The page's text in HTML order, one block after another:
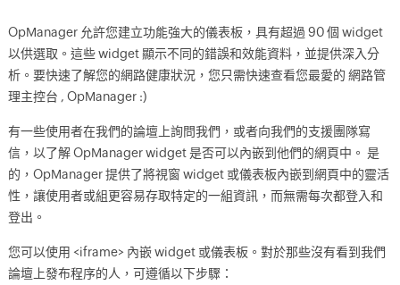
OpManager 允許您建立功能強大的儀表板，具有超過 90 個 widget
以供選取。這些 widget 顯示不同的錯誤和效能資料，並提供深入分
析。要快速了解您的網路健康狀況，您只需快速查看您最愛的 網路管
理主控台 , OpManager :)
有一些使用者在我們的論壇上詢問我們，或者向我們的支援團隊寫
信，以了解 OpManager widget 是否可以內嵌到他們的網頁中。 是
的，OpManager 提供了將視窗 widget 或儀表板內嵌到網頁中的靈活
性，讓使用者或組更容易存取特定的一組資訊，而無需每次都登入和
登出。
您可以使用 <iframe> 內嵌 widget 或儀表板。對於那些沒有看到我們
論壇上發布程序的人，可遵循以下步驟：